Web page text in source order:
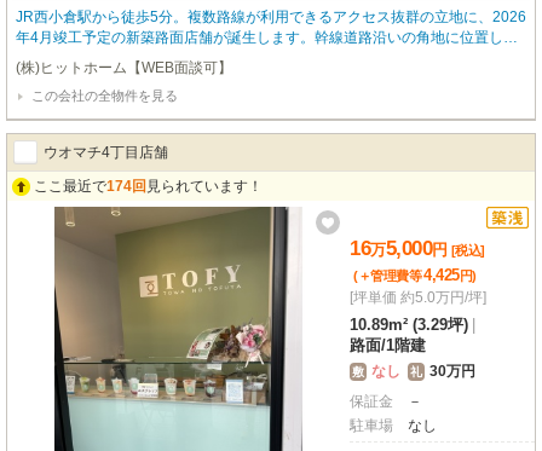
JR西小倉駅から徒歩5分。複数路線が利用できるアクセス抜群の立地に、2026
年4月竣工予定の新築路面店舗が誕生します。幹線道路沿いの角地に位置し、
視認性も良好な集客力の高いロケーションです。専有面積22.13㎡の室内はス
ケルトン渡し。給排水設備も整っており、重飲食を含む飲食店、物販、美容・
健康系店舗まで幅広い業種に対応可能です。特におすすめしたいのが、近年ラ
イダーやアウトドア好きから人気を集める“コンテナハウス”の無骨なアイアン
素材やモルタル調の内装でヴィンテージ感のある空間は、ライダーズカフェや
アパレル、セレクトショップとも相性がよく、昼と夜で違った表情を楽しめ
る、雰囲気ある店舗づくりが実現できます。また、敷金0円のため初期費用を
商業施設「リバーウォーク北九州」もあり、人の流れが期待できる賑わいある
エリアです。“ただの店舗”ではなく、“世界観を発信する場所”として。この新
しい空間で、あなたの理想のお店を形にしてみませんか？ぜひ一度、現地をご
内覧ください。
(株)ヒットホーム【WEB面談可】
この会社の全物件を見る
ウオマチ4丁目店舗
ここ最近で174回 見られています！
16万5,000円 [税込]
(＋管理費等4,425円)
[坪単価 約5.0万円/坪]
10.89m² (3.29坪)
路面/1階建
敷 なし 礼 30万円
保証金
－
駐車場
なし